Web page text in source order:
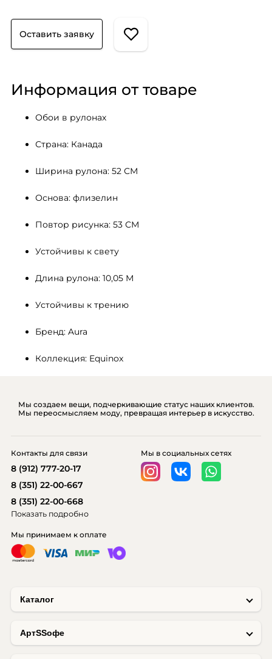
Оставить заявку
Информация от товаре
Обои в рулонах
Страна: Канада
Ширина рулона: 52 СМ
Основа: флизелин
Повтор рисунка: 53 СМ
Устойчивы к свету
Длина рулона: 10,05 М
Устойчивы к трению
Бренд: Aura
Коллекция: Equinox
Мы создаем вещи, подчеркивающие статус наших клиентов.
Мы переосмысляем моду, превращая интерьер в искусство.
Каталог
AртSSофе
Мы принимаем к оплате
Мы в социальных сетях
Контакты для связи
8 (912) 777-20-17
8 (351) 22-00-667
8 (351) 22-00-668
Показать подробно